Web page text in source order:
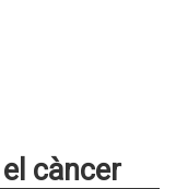
càncer